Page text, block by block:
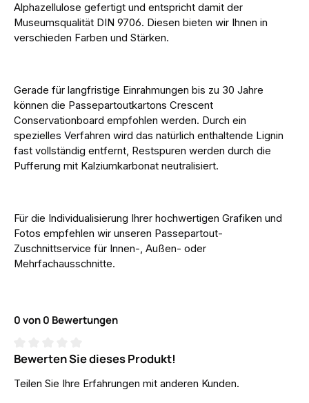
Alphazellulose gefertigt und entspricht damit der
Museumsqualität DIN 9706. Diesen bieten wir Ihnen in
verschieden Farben und Stärken.
Gerade für langfristige Einrahmungen bis zu 30 Jahre
können die Passepartoutkartons Crescent
Conservationboard empfohlen werden. Durch ein
spezielles Verfahren wird das natürlich enthaltende Lignin
fast vollständig entfernt, Restspuren werden durch die
Pufferung mit Kalziumkarbonat neutralisiert.
Für die Individualisierung Ihrer hochwertigen Grafiken und
Fotos empfehlen wir unseren Passepartout-
Zuschnittservice für Innen-, Außen- oder
Mehrfachausschnitte.
0 von 0 Bewertungen
Durchschnittliche Bewertung von 0 von 5 Sternen
Bewerten Sie dieses Produkt!
Teilen Sie Ihre Erfahrungen mit anderen Kunden.